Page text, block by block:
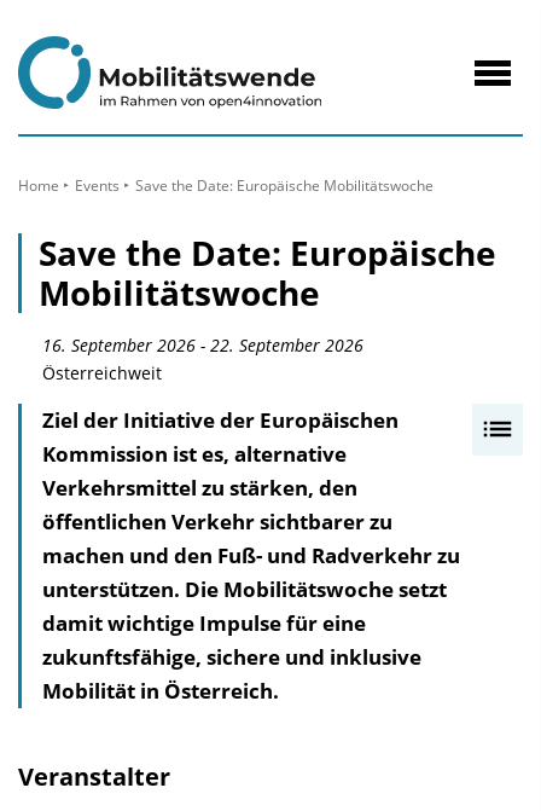
Inhalt
Home Events Save the Date: Europäische Mobilitätswoche
Save the Date: Europäische
Mobilitätswoche
16. September 2026 - 22. September 2026
Österreichweit
Ziel der Initiative der Europäischen
Kommission ist es, alternative
Verkehrsmittel zu stärken, den
öffentlichen Verkehr sichtbarer zu
machen und den Fuß- und Radverkehr zu
unterstützen. Die Mobilitätswoche setzt
damit wichtige Impulse für eine
zukunftsfähige, sichere und inklusive
Mobilität in Österreich.
Veranstalter